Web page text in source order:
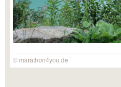
© marathon4you.de